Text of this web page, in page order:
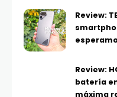
Review:
Review:
batería
máxima